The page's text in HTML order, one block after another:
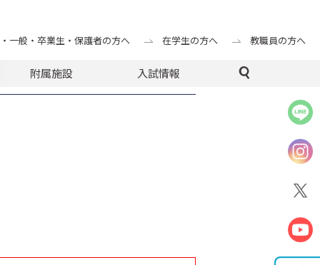
一般・卒業生・保護者の方へ 在学生の方へ 教職員の方へ
附属施設 入試情報